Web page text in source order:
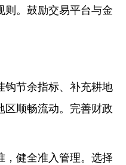
则。鼓励交易平台与金
钩节余指标、补充耕地
区顺畅流动。完善财政
，健全准入管理。选择